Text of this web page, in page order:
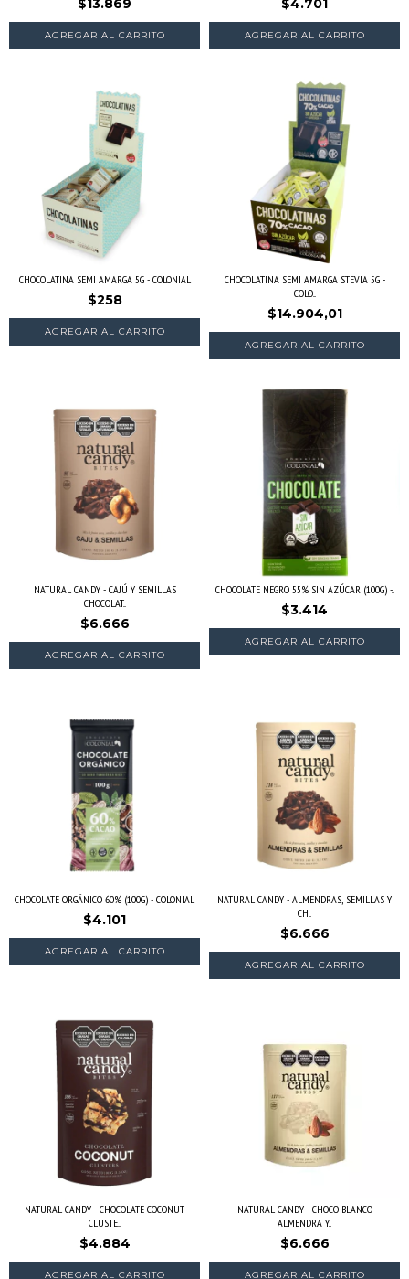
$13.869
AGREGAR AL CARRITO
$4.701
CHOCOLATINA SEMI AMARGA 5G - COLONIAL
$258
AGREGAR AL CARRITO
CHOCOLATINA SEMI AMARGA STEVIA 5G -
COLO...
$14.904,01
AGREGAR AL CARRITO
NATURAL CANDY - CAJÚ Y SEMILLAS
CHOCOLAT...
$6.666
CHOCOLATE NEGRO 55% SIN AZÚCAR (100G) -...
$3.414
CHOCOLATE ORGÁNICO 60% (100G) - COLONIAL
$4.101
NATURAL CANDY - ALMENDRAS, SEMILLAS Y
CH...
$6.666
NATURAL CANDY - CHOCOLATE COCONUT
CLUSTE...
$4.884
NATURAL CANDY - CHOCO BLANCO
ALMENDRA Y...
$6.666